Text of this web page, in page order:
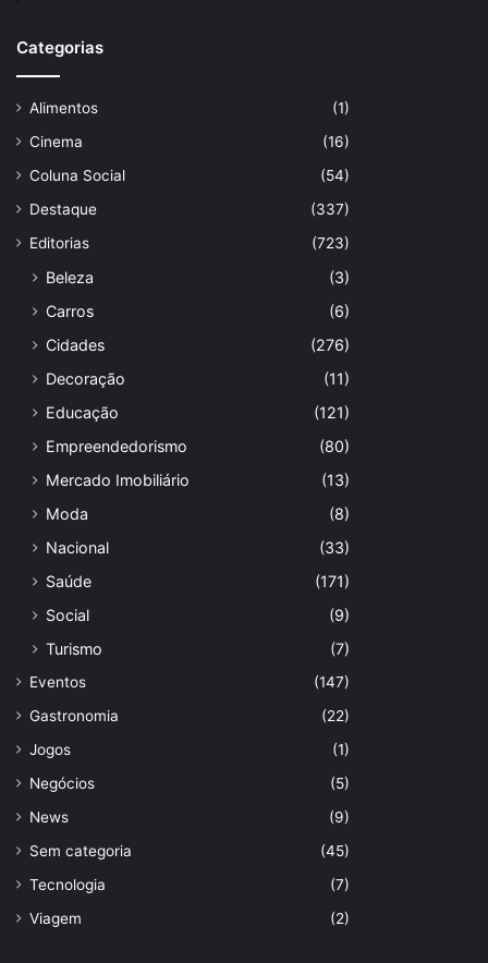
Categorias
Alimentos
(1)
Cinema
(16)
Coluna Social
(54)
Destaque
(337)
Editorias
(723)
Beleza
(3)
Carros
(6)
Cidades
(276)
Decoração
(11)
Educação
(121)
Empreendedorismo
(80)
Mercado Imobiliário
(13)
Moda
(8)
Nacional
(33)
Saúde
(171)
Social
(9)
Turismo
(7)
Eventos
(147)
Gastronomia
(22)
Jogos
(1)
Negócios
(5)
News
(9)
Sem categoria
(45)
Tecnologia
(7)
Viagem
(2)